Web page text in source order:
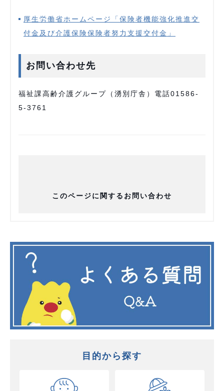
厚生労働省ホームページ「保険者機能強化推進交
付金及び介護保険保険者努力支援交付金」
お問い合わせ先
福祉課高齢介護グループ（湧別庁舎）電話01586-
5-3761
このページに関するお問い合わせ
目的から探す